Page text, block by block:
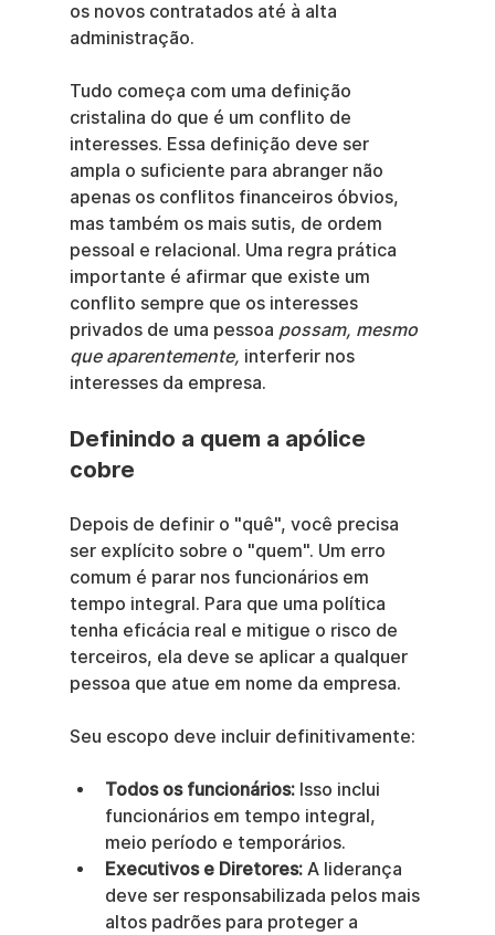
os novos contratados até à alta
administração.
Tudo começa com uma definição
cristalina do que é um conflito de
interesses. Essa definição deve ser
ampla o suficiente para abranger não
apenas os conflitos financeiros óbvios,
mas também os mais sutis, de ordem
pessoal e relacional. Uma regra prática
importante é afirmar que existe um
conflito sempre que os interesses
privados de uma pessoa possam, mesmo
que aparentemente, interferir nos
interesses da empresa.
Definindo a quem a apólice
cobre
Depois de definir o "quê", você precisa
ser explícito sobre o "quem". Um erro
comum é parar nos funcionários em
tempo integral. Para que uma política
tenha eficácia real e mitigue o risco de
terceiros, ela deve se aplicar a qualquer
pessoa que atue em nome da empresa.
Seu escopo deve incluir definitivamente:
Todos os funcionários: Isso inclui
funcionários em tempo integral,
meio período e temporários.
Executivos e Diretores: A liderança
deve ser responsabilizada pelos mais
altos padrões para proteger a